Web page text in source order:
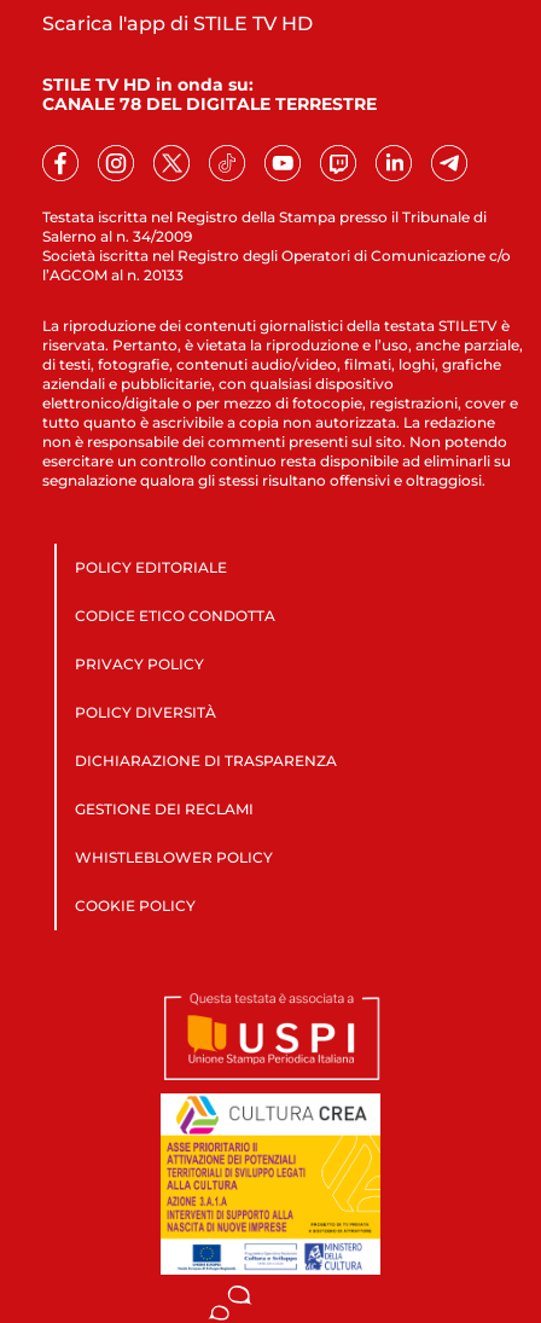
Testata iscritta nel Registro della Stampa presso il Tribunale di
Salerno al n. 34/2009
Società iscritta nel Registro degli Operatori di Comunicazione c/o
l’AGCOM al n. 20133
Scarica l'app di STILE TV HD
STILE TV HD in onda su:
CANALE 78 DEL DIGITALE TERRESTRE
La riproduzione dei contenuti giornalistici della testata STILETV è
riservata. Pertanto, è vietata la riproduzione e l’uso, anche parziale,
di testi, fotografie, contenuti audio/video, filmati, loghi, grafiche
aziendali e pubblicitarie, con qualsiasi dispositivo
elettronico/digitale o per mezzo di fotocopie, registrazioni, cover e
tutto quanto è ascrivibile a copia non autorizzata. La redazione
non è responsabile dei commenti presenti sul sito. Non potendo
esercitare un controllo continuo resta disponibile ad eliminarli su
segnalazione qualora gli stessi risultano offensivi e oltraggiosi.
POLICY EDITORIALE
CODICE ETICO CONDOTTA
PRIVACY POLICY
POLICY DIVERSITÀ
DICHIARAZIONE DI TRASPARENZA
GESTIONE DEI RECLAMI
WHISTLEBLOWER POLICY
COOKIE POLICY